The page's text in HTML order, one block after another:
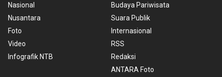
Nasional
Nusantara
Foto
Video
Infografik NTB
Budaya Pariwisata
Suara Publik
Internasional
RSS
Redaksi
ANTARA Foto